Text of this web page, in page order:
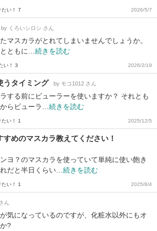
たい！ 7 2026/5/7
by くろいシロシ さん
マスカラがとれてしまいませんでしょうか。
ともに… 続きを読む
い！ 3 2026/2/19
うタイミング by モコ1012 さん
する前にビューラーを使いますか？ それとも
らビューラ… 続きを読む
たい！ 1 2025/12/5
すめのマスカラ教えてください！
ヨ？のマスカラを使っていて単純に使い飽き
だと半日くらい… 続きを読む
たい！ 1 2025/8/4
ん
気になっているのですが、化粧水以外にもオ
?